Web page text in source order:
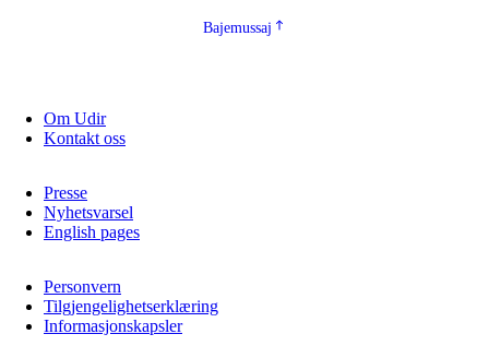
Bajemussaj
Om Udir
Kontakt oss
Presse
Nyhetsvarsel
English pages
Personvern
Tilgjengelighetserklæring
Informasjonskapsler